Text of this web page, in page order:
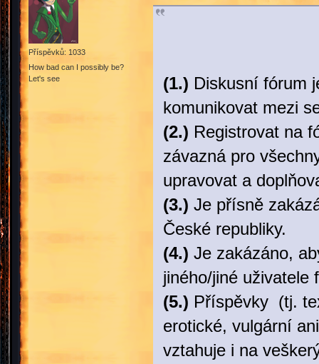
Příspěvků: 1033
How bad can I possibly be?
Let's see
(1.) Diskusní fórum
komunikovat mezi
(2.) Registrovat na
závazná pro
upravovat a
(3.) Je přísně
České republiky.
(4.) Je zakázáno,
jiného/jiné uživatele
(5.) Příspěvky (tj.
erotické, vulgární
vztahuje i na